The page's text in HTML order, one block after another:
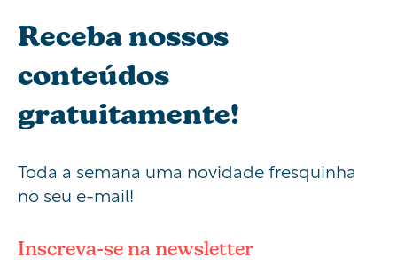
Receba nossos
conteúdos
gratuitamente!
Toda a semana uma novidade fresquinha
no seu e-mail!
Inscreva-se na newsletter